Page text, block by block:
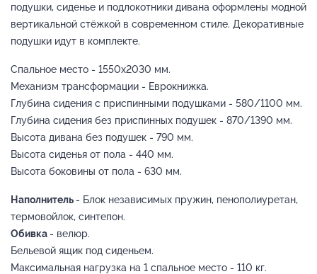
подушки, сиденье и подлокотники дивана оформлены модной
вертикальной стёжкой в современном стиле. Декоративные
подушки идут в комплекте.
Спальное место - 1550х2030 мм.
Механизм трансформации - Еврокнижка.
Глубина сидения с приспинными подушками - 580/1100 мм.
Глубина сидения без приспинных подушек - 870/1390 мм.
Высота дивана без подушек - 790 мм.
Высота сиденья от пола - 440 мм.
Высота боковины от пола - 630 мм.
Наполнитель - Блок независимых пружин, пенополиуретан,
термовойлок, синтепон.
Обивка - велюр.
Бельевой ящик под сиденьем.
Максимальная нагрузка на 1 спальное место - 110 кг.